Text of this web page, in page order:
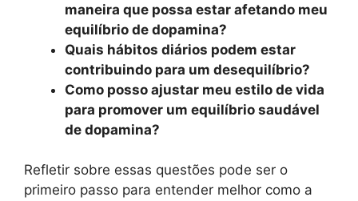
maneira que possa estar afetando meu
equilíbrio de dopamina?
Quais hábitos diários podem estar
contribuindo para um desequilíbrio?
Como posso ajustar meu estilo de vida
para promover um equilíbrio saudável
de dopamina?
Refletir sobre essas questões pode ser o
primeiro passo para entender melhor como a